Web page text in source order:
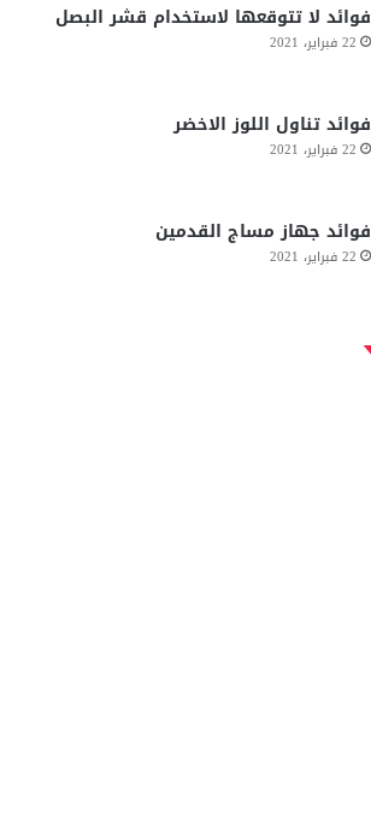
فوائد لا تتوقعها لاستخدام قشر البصل
22 فبراير، 2021
فوائد تناول اللوز الاخضر
22 فبراير، 2021
فوائد جهاز مساج القدمين
22 فبراير، 2021